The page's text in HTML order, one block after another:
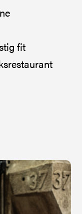
fit